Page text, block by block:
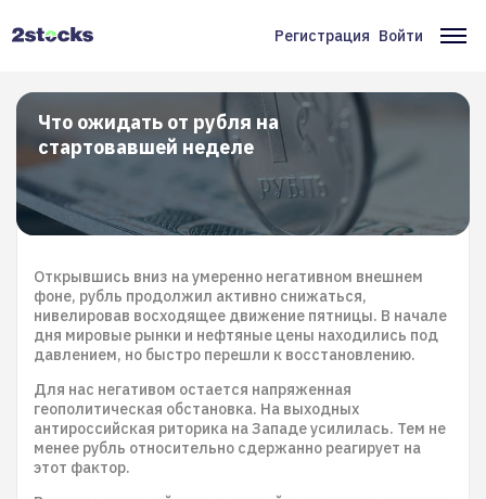
Меню
учётной
записи
пользователя
Регистрация Войти
Что ожидать от рубля на
стартовавшей неделе
Открывшись вниз на умеренно негативном внешнем
фоне, рубль продолжил активно снижаться,
нивелировав восходящее движение пятницы. В начале
дня мировые рынки и нефтяные цены находились под
давлением, но быстро перешли к восстановлению.
Для нас негативом остается напряженная
геополитическая обстановка. На выходных
антироссийская риторика на Западе усилилась. Тем не
менее рубль относительно сдержанно реагирует на
этот фактор.